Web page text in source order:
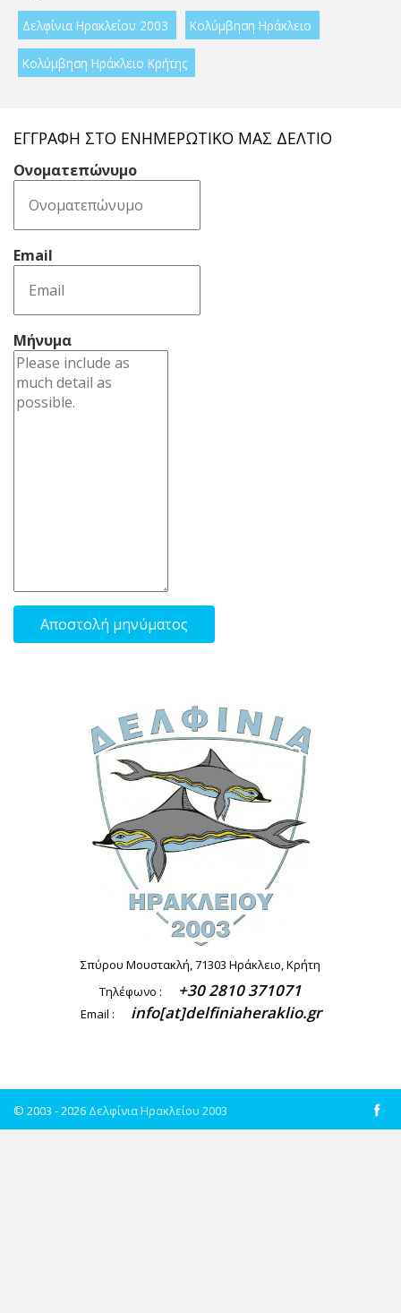
Δελφίνια Ηρακλείου 2003 Κολύμβηση Ηράκλειο
Κολύμβηση Ηράκλειο Κρήτης
ΕΓΓΡΑΦΉ ΣΤΟ ΕΝΗΜΕΡΩΤΙΚΌ ΜΑΣ ΔΕΛΤΊΟ
Ονοματεπώνυμο
Email
Μήνυμα
Αποστολή μηνύματος
Σπύρου Μουστακλή, 71303 Ηράκλειο, Κρήτη
Τηλέφωνο :
+30 2810 371071
Email : info[at]delfiniaheraklio.gr
© 2003 - 2026 Δελφίνια Ηρακλείου 2003